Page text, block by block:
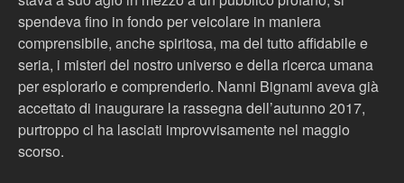
spendeva fino in fondo per veicolare in maniera
comprensibile, anche spiritosa, ma del tutto affidabile e
seria, i misteri del nostro universo e della ricerca umana
per esplorarlo e comprenderlo. Nanni Bignami aveva già
accettato di inaugurare la rassegna dell’autunno 2017,
purtroppo ci ha lasciati improvvisamente nel maggio
scorso.